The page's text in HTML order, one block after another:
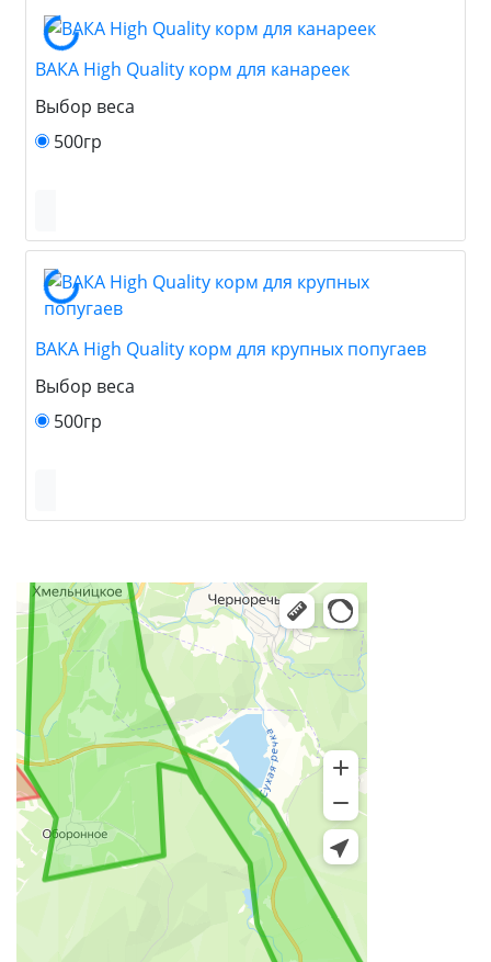
ВАКА High Quality корм для канареек
Выбор веса
500гр
ВАКА High Quality корм для крупных попугаев
Выбор веса
500гр